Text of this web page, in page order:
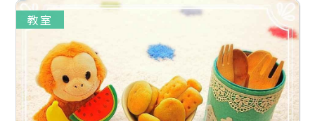
教室